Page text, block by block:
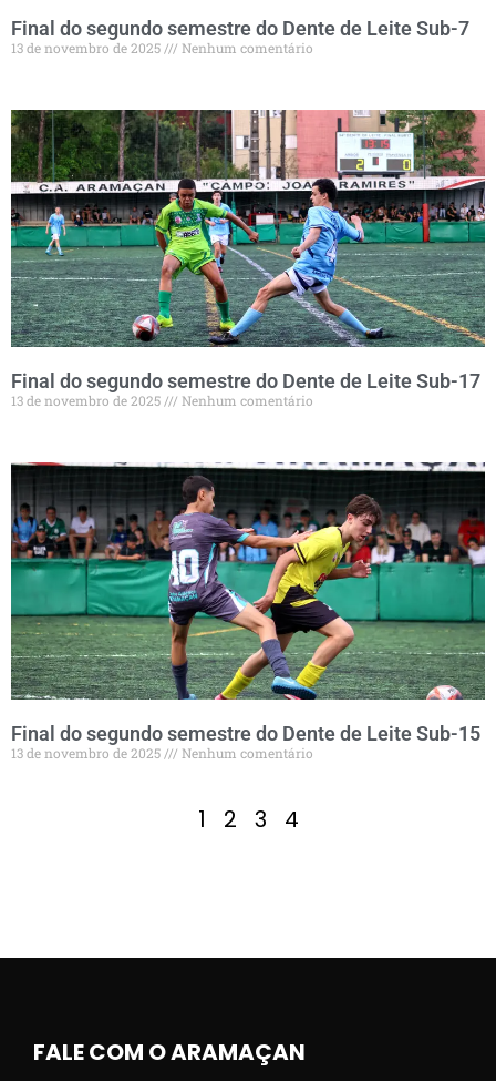
Final do segundo semestre do Dente de Leite Sub-7
13 de novembro de 2025 Nenhum comentário
Final do segundo semestre do Dente de Leite Sub-17
13 de novembro de 2025 Nenhum comentário
Final do segundo semestre do Dente de Leite Sub-15
13 de novembro de 2025 Nenhum comentário
1 2 3 4
FALE COM O ARAMAÇAN